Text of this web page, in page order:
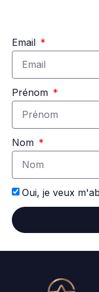
Email
Prénom
Nom
Oui, je veux